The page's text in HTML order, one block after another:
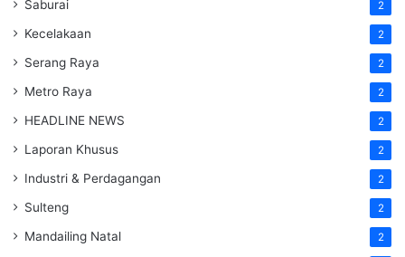
Saburai 2
Kecelakaan 2
Serang Raya 2
Metro Raya 2
HEADLINE NEWS 2
Laporan Khusus 2
Industri & Perdagangan 2
Sulteng 2
Mandailing Natal 2